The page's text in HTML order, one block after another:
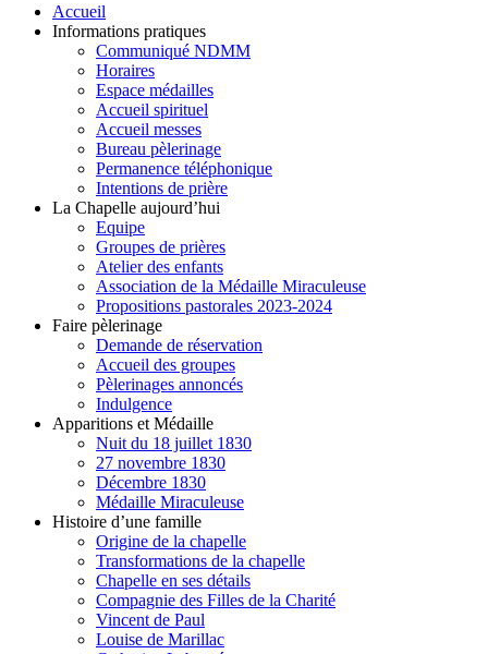
Accueil
Informations pratiques
Communiqué NDMM
Horaires
Espace médailles
Accueil spirituel
Accueil messes
Bureau pèlerinage
Permanence téléphonique
Intentions de prière
La Chapelle aujourd’hui
Equipe
Groupes de prières
Atelier des enfants
Association de la Médaille Miraculeuse
Propositions pastorales 2023-2024
Faire pèlerinage
Demande de réservation
Accueil des groupes
Pèlerinages annoncés
Indulgence
Apparitions et Médaille
Nuit du 18 juillet 1830
27 novembre 1830
Décembre 1830
Médaille Miraculeuse
Histoire d’une famille
Origine de la chapelle
Transformations de la chapelle
Chapelle en ses détails
Compagnie des Filles de la Charité
Vincent de Paul
Louise de Marillac